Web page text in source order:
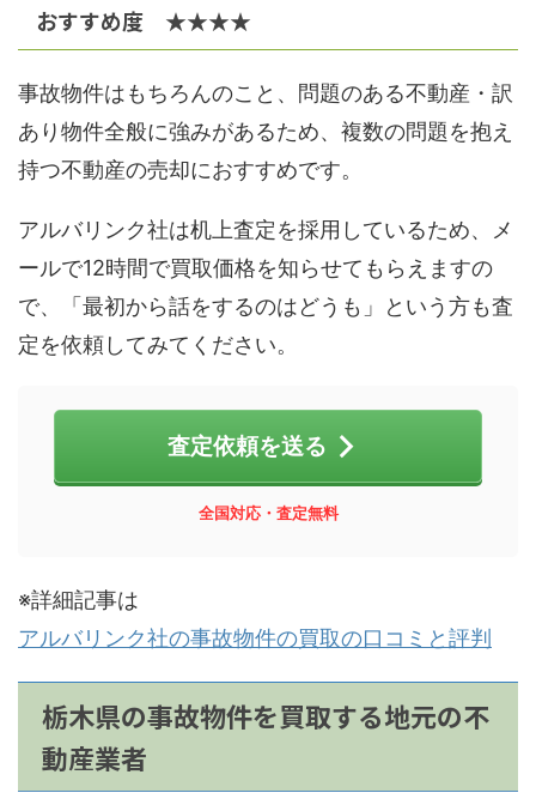
おすすめ度 ★★★★
事故物件はもちろんのこと、問題のある不動産・訳
あり物件全般に強みがあるため、複数の問題を抱え
持つ不動産の売却におすすめです。
アルバリンク社は机上査定を採用しているため、メ
ールで12時間で買取価格を知らせてもらえますの
で、「最初から話をするのはどうも」という方も査
定を依頼してみてください。
査定依頼を送る
全国対応・ 査定無料
※詳細記事は
アルバリンク社の事故物件の買取の口コミと評判
栃木県の事故物件を買取する地元の不
動産業者